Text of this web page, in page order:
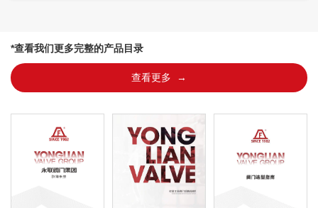
*查看我们更多完整的产品目录
查看更多 →